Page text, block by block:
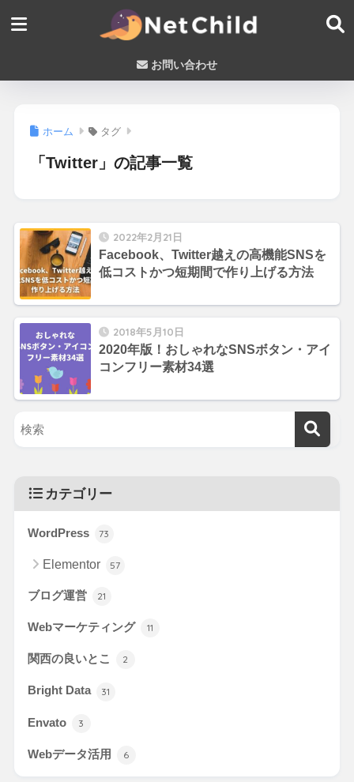
お問い合わせ
ホーム タグ
「Twitter」の記事一覧
2022年2月21日
Facebook、Twitter越えの高機能SNSを
低コストかつ短期間で作り上げる方法
2018年5月10日
2020年版！おしゃれなSNSボタン・アイ
コンフリー素材34選
カテゴリー
WordPress 73
Elementor 57
ブログ運営 21
Webマーケティング 11
関西の良いとこ 2
Bright Data 31
Envato 3
Webデータ活用 6